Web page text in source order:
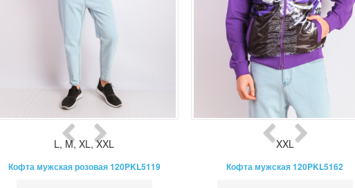
L, M,XL,XXL
Кофта мужская розовая 120PKL5119
XXL
Кофта мужская 120PKL5162